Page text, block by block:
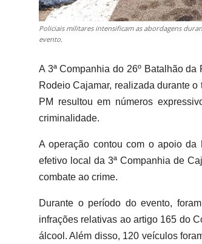
Policiais militares intensificam as abordagens
evento.
A 3ª Companhia do 26º Batalhão
Rodeio Cajamar, realizada durante
PM resultou em números
criminalidade.
A operação contou com o apoio da
efetivo local da 3ª Companhia de
combate ao crime.
Durante o período do evento,
infrações relativas ao artigo 165 do
álcool. Além disso, 120 veículos